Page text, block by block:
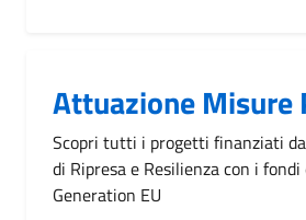
Attuazione Misure
Scopri tutti i progetti finanziati
di Ripresa e Resilienza con i
Generation EU